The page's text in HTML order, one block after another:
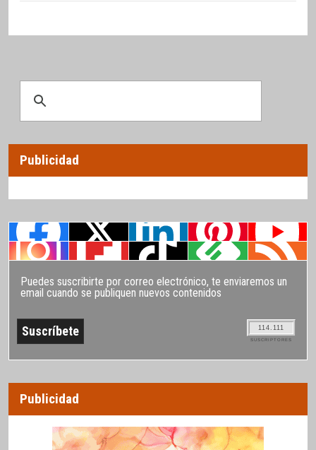
Publicidad
Puedes suscribirte por correo electrónico, te enviaremos un
email cuando se publiquen nuevos contenidos
114.111
SUSCRIPTORES
Publicidad